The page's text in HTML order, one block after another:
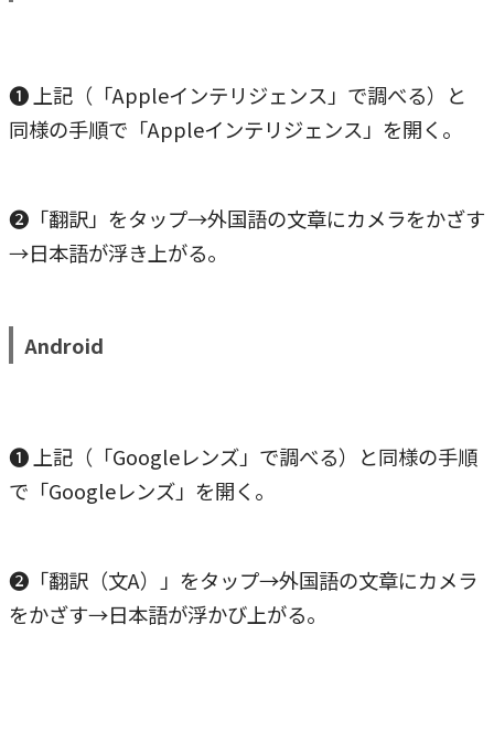
❶ 上記（「Appleインテリジェンス」で調べる）と
同様の手順で「Appleインテリジェンス」を開く。
❷「翻訳」をタップ→外国語の文章にカメラをかざす
→日本語が浮き上がる。
Android
❶ 上記（「Googleレンズ」で調べる）と同様の手順
で「Googleレンズ」を開く。
❷「翻訳（文A）」をタップ→外国語の文章にカメラ
をかざす→日本語が浮かび上がる。